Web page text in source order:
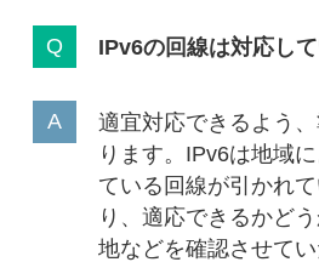
IPv6の回線は対応し
適宜対応できるよう
ります。IPv6は地域
ている回線が引かれ
り、適応できるかど
地などを確認させて